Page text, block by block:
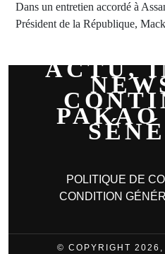
Dans un entretien accordé à
Président de la République,
ACTU,
POLITIQUE DE
CONDITION
© COPYRIGHT 2026,